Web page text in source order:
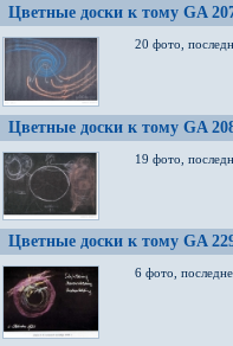
Цветные доски к тому GA
20 фото,
Цветные доски к тому GA
19 фото,
Цветные доски к тому GA
6 фото,